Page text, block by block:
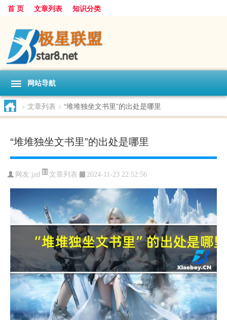
首 页 文章列表 知识分类
网站导航
> 文章列表 > “堆堆独坐文书里”的出处是哪里
“堆堆独坐文书里”的出处是哪里
网友:jzd 文章列表 2024-11-23 22:52:56